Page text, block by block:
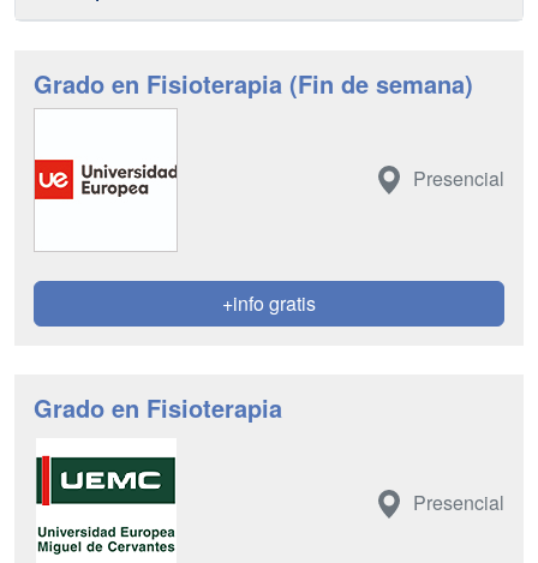
Grado en Fisioterapia (Fin de semana)
Presencial
+info gratis
Grado en Fisioterapia
Presencial